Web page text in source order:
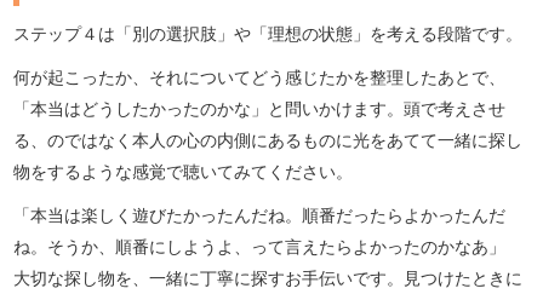
ステップ４は「別の選択肢」や「理想の状態」を考える段階です。
何が起こったか、それについてどう感じたかを整理したあとで、
「本当はどうしたかったのかな」と問いかけます。頭で考えさせ
る、のではなく本人の心の内側にあるものに光をあてて一緒に探し
物をするような感覚で聴いてみてください。
「本当は楽しく遊びたかったんだね。順番だったらよかったんだ
ね。そうか、順番にしようよ、って言えたらよかったのかなあ」
大切な探し物を、一緒に丁寧に探すお手伝いです。見つけたときに